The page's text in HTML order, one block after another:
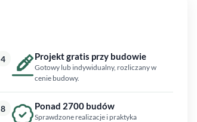
4 Projekt gratis przy budowie
Gotowy lub indywidualny, rozliczany w
cenie budowy.
8 Ponad 2700 budów
Sprawdzone realizacje i praktyka